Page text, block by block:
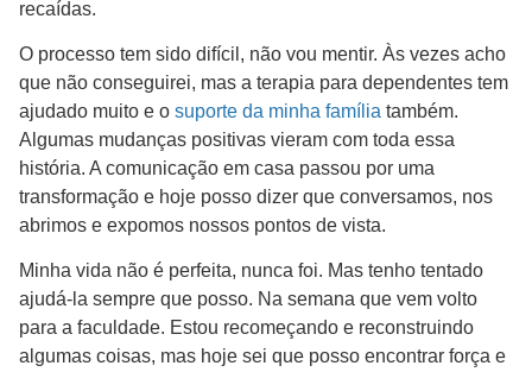
recaídas.
O processo tem sido difícil, não vou mentir. Às vezes acho
que não conseguirei, mas a terapia para dependentes tem
ajudado muito e o suporte da minha família também.
Algumas mudanças positivas vieram com toda essa
história. A comunicação em casa passou por uma
transformação e hoje posso dizer que conversamos, nos
abrimos e expomos nossos pontos de vista.
Minha vida não é perfeita, nunca foi. Mas tenho tentado
ajudá-la sempre que posso. Na semana que vem volto
para a faculdade. Estou recomeçando e reconstruindo
algumas coisas, mas hoje sei que posso encontrar força e